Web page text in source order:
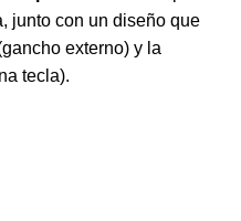
junto con un diseño que
externo) y la
tecla).